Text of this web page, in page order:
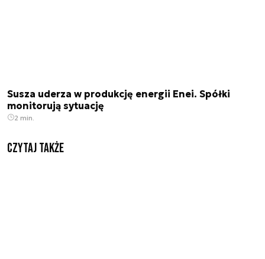
Susza uderza w produkcję energii Enei. Spółki
monitorują sytuację
2 min.
Czytaj także